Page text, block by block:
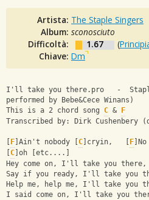
Artista: The Staple Singers
Album: sconosciuto
Difficoltà:
1.67 (
Chiave: Dm
I'll take you there.pro   -
performed by Bebe&Cece Winans)
This is a 2 chord song C &
F
Transcribed by: Dirk Cushenbery (
F ]Ain't nobody [ C ]cryin,   [ F
C ]oh [etc....]
Hey come on, I'll take you there,
Say if you ready, I'll take you
Help me, help me, I'll take you
I said come on, I'll take you